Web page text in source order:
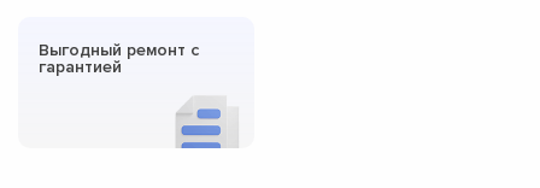
Выгодный ремонт с
гарантией